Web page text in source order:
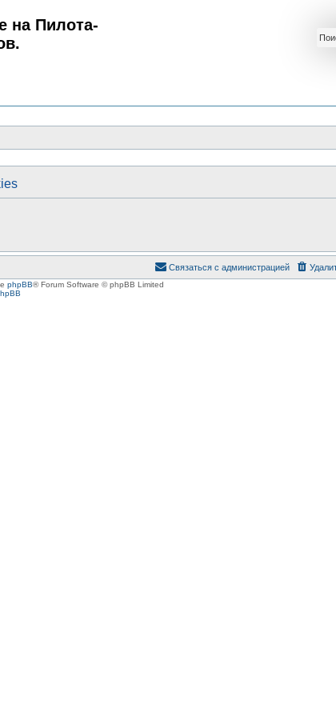
на Пилота-
Связаться с администрацией
phpBB® Forum Software © phpBB Limited